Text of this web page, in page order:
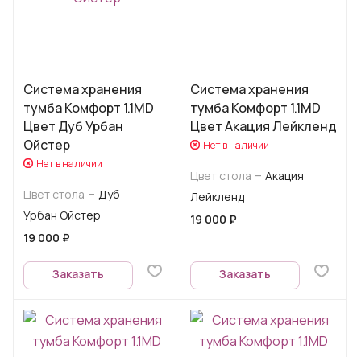
Система хранения
тумба Комфорт 1.1MD
Цвет Дуб Урбан
Ойстер
Нет в наличии
Цвет стола – Дуб
Урбан Ойстер
19 000 ₽
Заказать
Система хранения
тумба Комфорт 1.1MD
Цвет Акация Лейкленд
Нет в наличии
Цвет стола – Акация
Лейкленд
19 000 ₽
Заказать